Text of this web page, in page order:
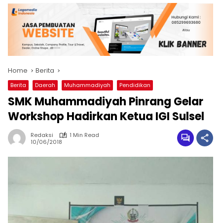
Home Berita
Berita Daerah Muhammadiyah Pendidikan
SMK Muhammadiyah Pinrang Gelar
Workshop Hadirkan Ketua IGI Sulsel
Redaksi
1 Min Read
10/06/2018